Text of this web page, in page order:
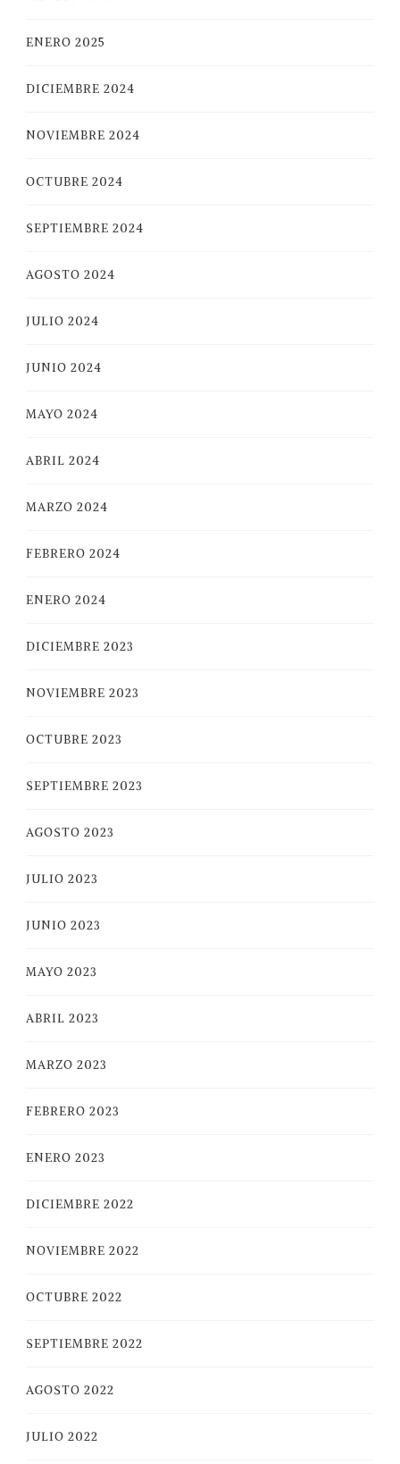
ENERO 2025
DICIEMBRE 2024
NOVIEMBRE 2024
OCTUBRE 2024
SEPTIEMBRE 2024
AGOSTO 2024
JULIO 2024
JUNIO 2024
MAYO 2024
ABRIL 2024
MARZO 2024
FEBRERO 2024
ENERO 2024
DICIEMBRE 2023
NOVIEMBRE 2023
OCTUBRE 2023
SEPTIEMBRE 2023
AGOSTO 2023
JULIO 2023
JUNIO 2023
MAYO 2023
ABRIL 2023
MARZO 2023
FEBRERO 2023
ENERO 2023
DICIEMBRE 2022
NOVIEMBRE 2022
OCTUBRE 2022
SEPTIEMBRE 2022
AGOSTO 2022
JULIO 2022